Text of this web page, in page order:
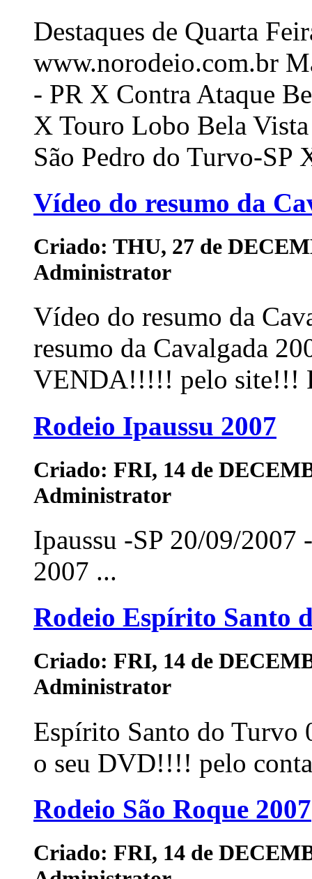
Destaques de Quarta
www.norodeio.com.br
- PR X Contra Ataque
X Touro Lobo Bela
São Pedro do Turvo-SP
Vídeo do resumo da
Criado: THU, 27 de
Administrator
Vídeo do resumo da
resumo da Cavalgada
VENDA!!!!! pelo site!!!
Rodeio Ipaussu 2007
Criado: FRI, 14 de
Administrator
Ipaussu -SP 20/09/2007
2007 ...
Rodeio Espírito Santo
Criado: FRI, 14 de
Administrator
Espírito Santo do Turvo
o seu DVD!!!! pelo
Rodeio São Roque 2007
Criado: FRI, 14 de